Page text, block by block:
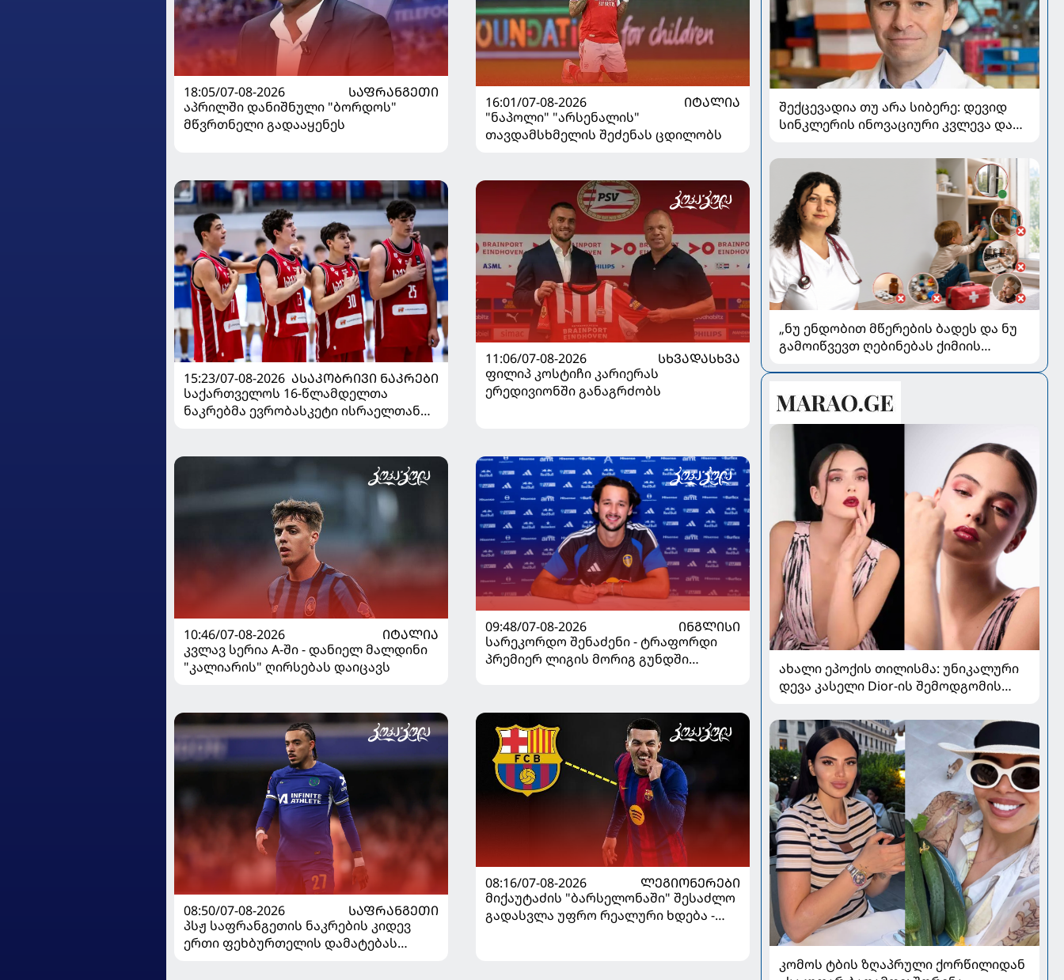
18:05/07-08-2026
ᲡᲐᲤᲠᲐᲜᲒᲔᲗᲘ
აპრილში დანიშნული "ბორდოს"
მწვრთნელი გადააყენეს
16:01/07-08-2026
ᲘᲢᲐᲚᲘᲐ
"ნაპოლი" "არსენალის"
თავდამსხმელის შეძენას ცდილობს
15:23/07-08-2026 ᲐᲡᲐᲙᲝᲑᲠᲘᲕᲘ ᲜᲐᲙᲠᲔᲑᲘ
საქართველოს 16-წლამდელთა
ნაკრებმა ევრობასკეტი ისრაელთან
11:06/07-08-2026
ᲡᲮᲕᲐᲓᲐᲡᲮᲕᲐ
ფილიპ კოსტიჩი კარიერას
ერედივიონში განაგრძობს
10:46/07-08-2026
ᲘᲢᲐᲚᲘᲐ
კვლავ სერია A-ში - დანიელ მალდინი
"კალიარის" ღირსებას დაიცავს
09:48/07-08-2026
ᲘᲜᲒᲚᲘᲡᲘ
სარეკორდო შენაძენი - ტრაფორდი
პრემიერ ლიგის მორიგ გუნდში
08:50/07-08-2026
ᲡᲐᲤᲠᲐᲜᲒᲔᲗᲘ
პსჟ საფრანგეთის ნაკრების კიდევ
ერთი ფეხბურთელის დამატებას
08:16/07-08-2026
ᲚᲔᲒᲘᲝᲜᲔᲠᲔᲑᲘ
მიქაუტაძის "ბარსელონაში" შესაძლო
გადასვლა უფრო რეალური ხდება -
შექცევადია თუ არა სიბერე: დევიდ
სინკლერის ინოვაციური კვლევა და
„ნუ ენდობით მწერების ბადეს და ნუ
გამოიწვევთ ღებინებას ქიმიის
პედიატრ სალომე ახვლედიანის
რჩევები
ახალი ეპოქის თილისმა: უნიკალური
დევა კასელი Dior-ის შემოდგომის
კომოს ტბის ზღაპრული ქორწილიდან